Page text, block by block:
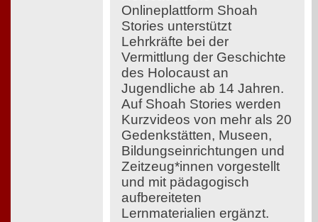
Onlineplattform Shoah
Stories unterstützt
Lehrkräfte bei der
Vermittlung der Geschichte
des Holocaust an
Jugendliche ab 14 Jahren.
Auf Shoah Stories werden
Kurzvideos von mehr als 20
Gedenkstätten, Museen,
Bildungseinrichtungen und
Zeitzeug*innen vorgestellt
und mit pädagogisch
aufbereiteten
Lernmaterialien ergänzt.